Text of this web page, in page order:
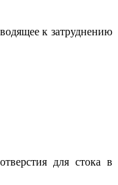
к затруднению
для стока в